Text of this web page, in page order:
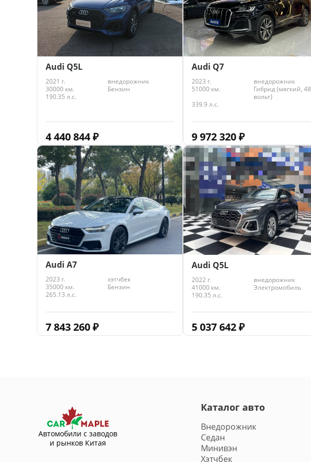
Audi Q5L
2021 г.
внедорожник
30000 км.
Бензин
190.35 л.с.
4 440 844₽
Audi Q7
2023 г.
внедорожник
51000 км.
Гибрид (мягкий, 48
вольт)
339.9 л.с.
9 972 320₽
Audi A7
2023 г.
хэтчбек
35000 км.
Бензин
265.13 л.с.
7 843 260₽
Audi Q5L
2022 г.
внедорожник
41000 км.
Электромобиль
190.35 л.с.
5 037 642₽
Автомобили с заводов
и рынков Китая
Каталог авто
Внедорожник
Седан
Минивэн
Хэтчбек